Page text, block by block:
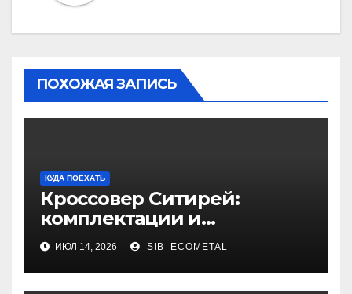
ПОХОЖАЯ ЗАПИСЬ
КУДА ПОЕХАТЬ
Кроссовер Ситирей:
комплектации и
характеристики
ИЮЛ 14, 2026 SIB_ECOMETAL